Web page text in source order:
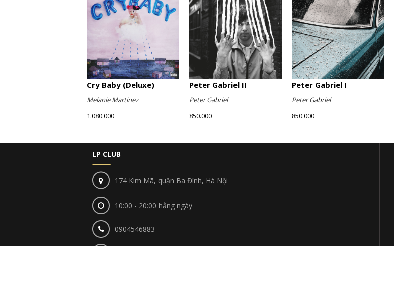
Cry Baby (Deluxe)
Melanie Martinez
1.080.000
Peter Gabriel II
Peter Gabriel
850.000
Peter Gabriel I
Peter Gabriel
850.000
LP CLUB
174 Kim Mã, quận Ba Đình, Hà Nội
10:00 - 20:00 hằng ngày
0904546883